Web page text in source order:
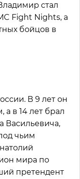
стал
Fight Nights, а
бойцов в
В 9 лет он
а в 14 лет брал
Васильевича,
чьим
мира по
претендент